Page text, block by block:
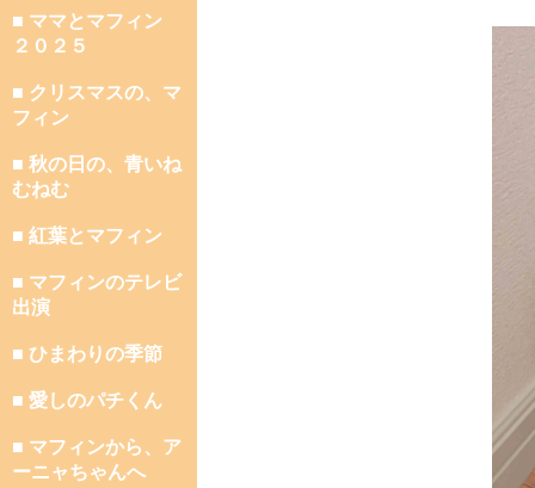
■ ママとマフィン
２０２５
■ クリスマスの、マ
フィン
■ 秋の日の、青いね
むねむ
■ 紅葉とマフィン
■ マフィンのテレビ
出演
■ ひまわりの季節
■ 愛しのパチくん
■ マフィンから、ア
ーニャちゃんへ